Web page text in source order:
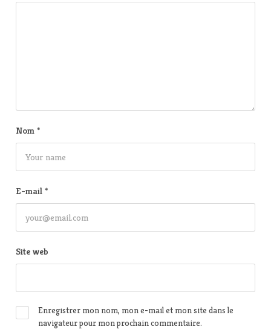
Nom *
E-mail *
Site web
Enregistrer mon nom, mon e-mail et mon site dans le
navigateur pour mon prochain commentaire.